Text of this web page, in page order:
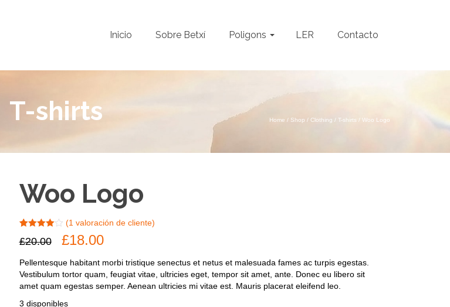
Inicio Sobre Betxí Poligons LER Contacto
T-shirts Home / Shop / Clothing / T-shirts / Woo Logo
Woo Logo
con4.00
base a
valoración
de un
cliente
(1 valoración de cliente)
£20.00 El
original
era:
£20.00.
£18.00El
actual
es:
£18.00.
Pellentesque habitant morbi tristique senectus et netus et malesuada fames ac turpis egestas.
Vestibulum tortor quam, feugiat vitae, ultricies eget, tempor sit amet, ante. Donec eu libero sit
amet quam egestas semper. Aenean ultricies mi vitae est. Mauris placerat eleifend leo.
3 disponibles